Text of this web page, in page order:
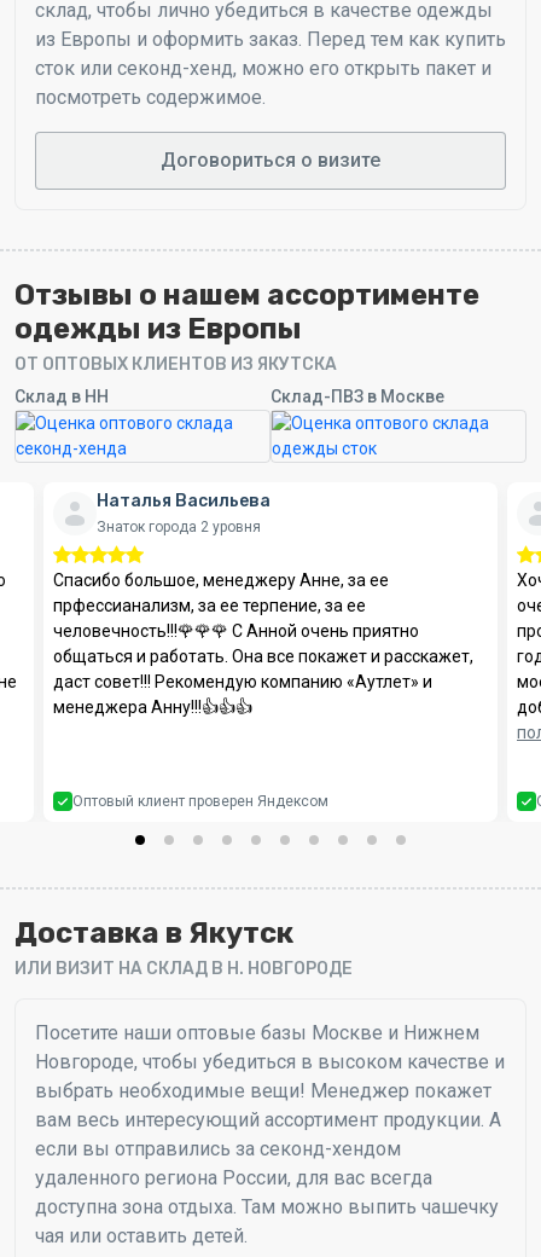
склад, чтобы лично убедиться в качестве одежды
из Европы и оформить заказ. Перед тем как купить
сток или секонд-хенд, можно его открыть пакет и
посмотреть содержимое.
Договориться о визите
Отзывы о нашем ассортименте
одежды из Европы
ОТ ОПТОВЫХ КЛИЕНТОВ ИЗ ЯКУТСКА
Cклад в НН Склад-ПВЗ в Москве
Наталья Васильева
Знаток города 2 уровня
Спасибо большое, менеджеру Анне, за ее
прфессианализм, за ее терпение, за ее
человечность!!!🌹🌹🌹 С Анной очень приятно
общаться и работать. Она все покажет и расскажет,
даст совет!!! Рекомендую компанию «Аутлет» и
менеджера Анну!!!👍👍👍
Оптовый клиент проверен Яндексом
Доставка в Якутск
ИЛИ ВИЗИТ НА СКЛАД В Н. НОВГОРОДЕ
Посетите наши оптовые базы Москве и Нижнем
Новгороде, чтобы убедиться в высоком качестве и
выбрать необходимые вещи! Менеджер покажет
вам весь интересующий ассортимент продукции. А
если вы отправились за секонд-хендом
удаленного региона России, для вас всегда
доступна зона отдыха. Там можно выпить чашечку
чая или оставить детей.